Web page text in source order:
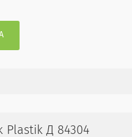
Plastik Д 84304